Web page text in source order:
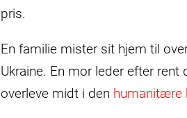
pris.
En familie mister sit hjem til
Ukraine. En mor leder efter
overleve midt i den humanitære